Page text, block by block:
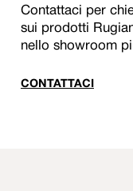
Contattaci per
sui prodotti
nello showroom
CONTATTACI